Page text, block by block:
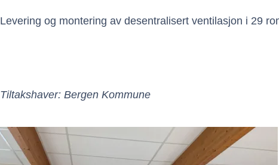
Levering og montering av desentralisert ventilasjon i 29
Tiltakshaver: Bergen Kommune